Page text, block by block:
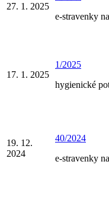
27. 1. 2025
e-stravenky
17. 1. 2025
1/2025
hygienické
19. 12.
2024
40/2024
e-stravenky